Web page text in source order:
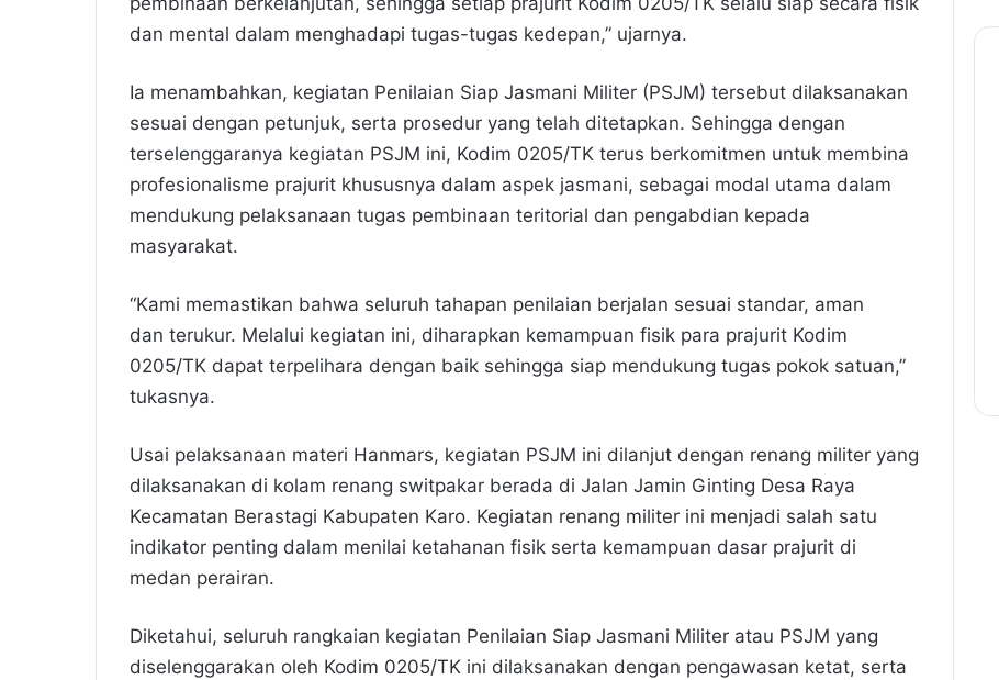
dan mental dalam menghadapi tugas-tugas kedepan,” ujarnya.
Ia menambahkan, kegiatan Penilaian Siap Jasmani Militer (PSJM) tersebut dilaksanakan
sesuai dengan petunjuk, serta prosedur yang telah ditetapkan. Sehingga dengan
terselenggaranya kegiatan PSJM ini, Kodim 0205/TK terus berkomitmen untuk membina
profesionalisme prajurit khususnya dalam aspek jasmani, sebagai modal utama dalam
mendukung pelaksanaan tugas pembinaan teritorial dan pengabdian kepada
masyarakat.
“Kami memastikan bahwa seluruh tahapan penilaian berjalan sesuai standar, aman
dan terukur. Melalui kegiatan ini, diharapkan kemampuan fisik para prajurit Kodim
0205/TK dapat terpelihara dengan baik sehingga siap mendukung tugas pokok satuan,”
tukasnya.
Usai pelaksanaan materi Hanmars, kegiatan PSJM ini dilanjut dengan renang militer yang
dilaksanakan di kolam renang switpakar berada di Jalan Jamin Ginting Desa Raya
Kecamatan Berastagi Kabupaten Karo. Kegiatan renang militer ini menjadi salah satu
indikator penting dalam menilai ketahanan fisik serta kemampuan dasar prajurit di
medan perairan.
Diketahui, seluruh rangkaian kegiatan Penilaian Siap Jasmani Militer atau PSJM yang
diselenggarakan oleh Kodim 0205/TK ini dilaksanakan dengan pengawasan ketat, serta